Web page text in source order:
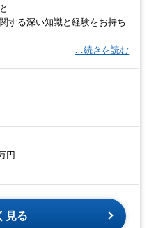
する深い知識と経験をお持ち
…続きを読む
円
見る